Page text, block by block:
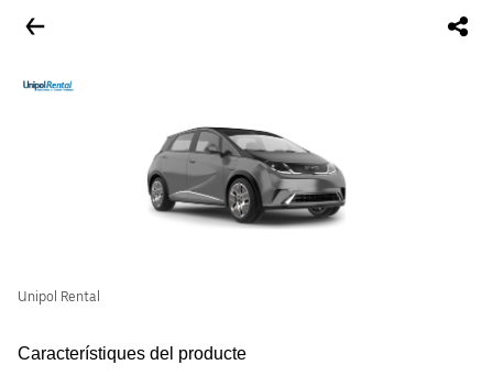
Unipol Rental
Característiques del producte